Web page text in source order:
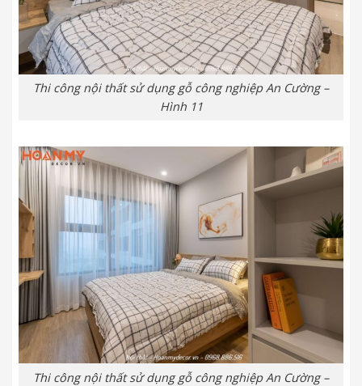
Thi công nội thất sử dụng gỗ công nghiệp An Cường –
Hình 11
Thi công nội thất sử dụng gỗ công nghiệp An Cường –